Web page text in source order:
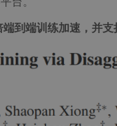
到端训练加速，并